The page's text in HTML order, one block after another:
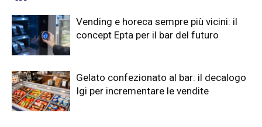
Vending e horeca sempre più vicini: il
concept Epta per il bar del futuro
Gelato confezionato al bar: il decalogo
Igi per incrementare le vendite